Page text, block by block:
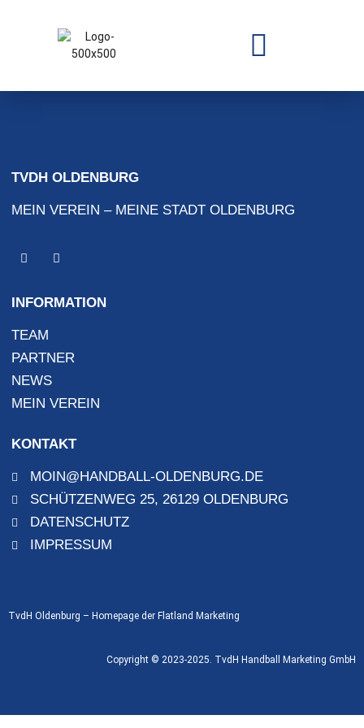
TVDH OLDENBURG
MEIN VEREIN – MEINE STADT OLDENBURG
INFORMATION
TEAM
PARTNER
NEWS
MEIN VEREIN
KONTAKT
MOIN@HANDBALL-OLDENBURG.DE
SCHÜTZENWEG 25, 26129 OLDENBURG
DATENSCHUTZ
IMPRESSUM
TvdH Oldenburg – Homepage der Flatland Marketing
Copyright © 2023-2025. TvdH Handball Marketing GmbH